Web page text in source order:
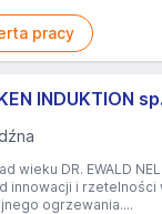
pracy
INDUKTION
wieku DR. EWALD
innowacji i rzetelności
ogrzewania....